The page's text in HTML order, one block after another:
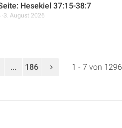
Hesekiel 37:15-38:7
3. August 2026
... 186 1 - 7 von 1296